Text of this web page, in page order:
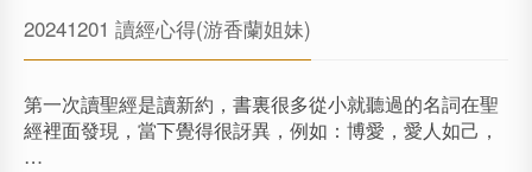
20241201 讀經心得(游香蘭姐妹)
第一次讀聖經是讀新約，書裏很多從小就聽過的名詞在聖
經裡面發現，當下覺得很訝異，例如：博愛，愛人如己，
…